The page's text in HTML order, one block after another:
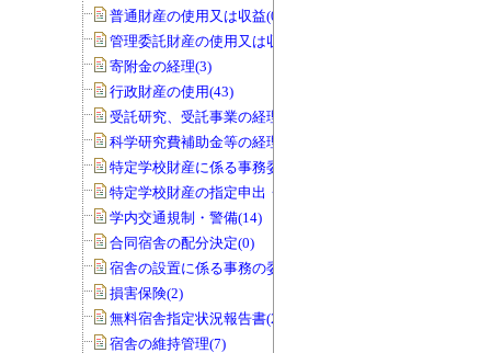
普通財産の使用又は収益(0)
管理委託財産の使用又は収益(0)
寄附金の経理(3)
行政財産の使用(43)
受託研究、受託事業の経理(12)
科学研究費補助金等の経理(5)
特定学校財産に係る事務委任の承認(0)
特定学校財産の指定申出・協議(0)
学内交通規制・警備(14)
合同宿舎の配分決定(0)
宿舎の設置に係る事務の委任(0)
損害保険(2)
無料宿舎指定状況報告書(2)
宿舎の維持管理(7)